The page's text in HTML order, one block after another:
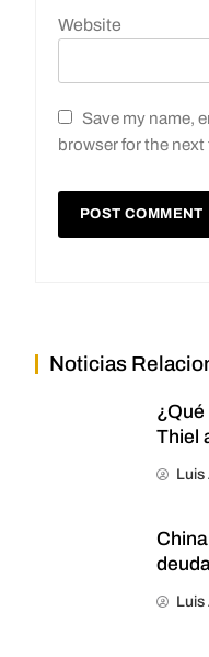
Website
Save my name,
browser for the
Noticias
¿Qué
Thiel
Luis
Luis